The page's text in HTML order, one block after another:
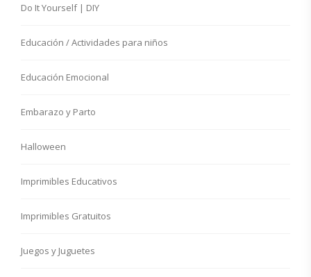
Do It Yourself | DIY
Educación / Actividades para niños
Educación Emocional
Embarazo y Parto
Halloween
Imprimibles Educativos
Imprimibles Gratuitos
Juegos y Juguetes